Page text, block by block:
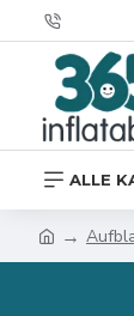
ALLE